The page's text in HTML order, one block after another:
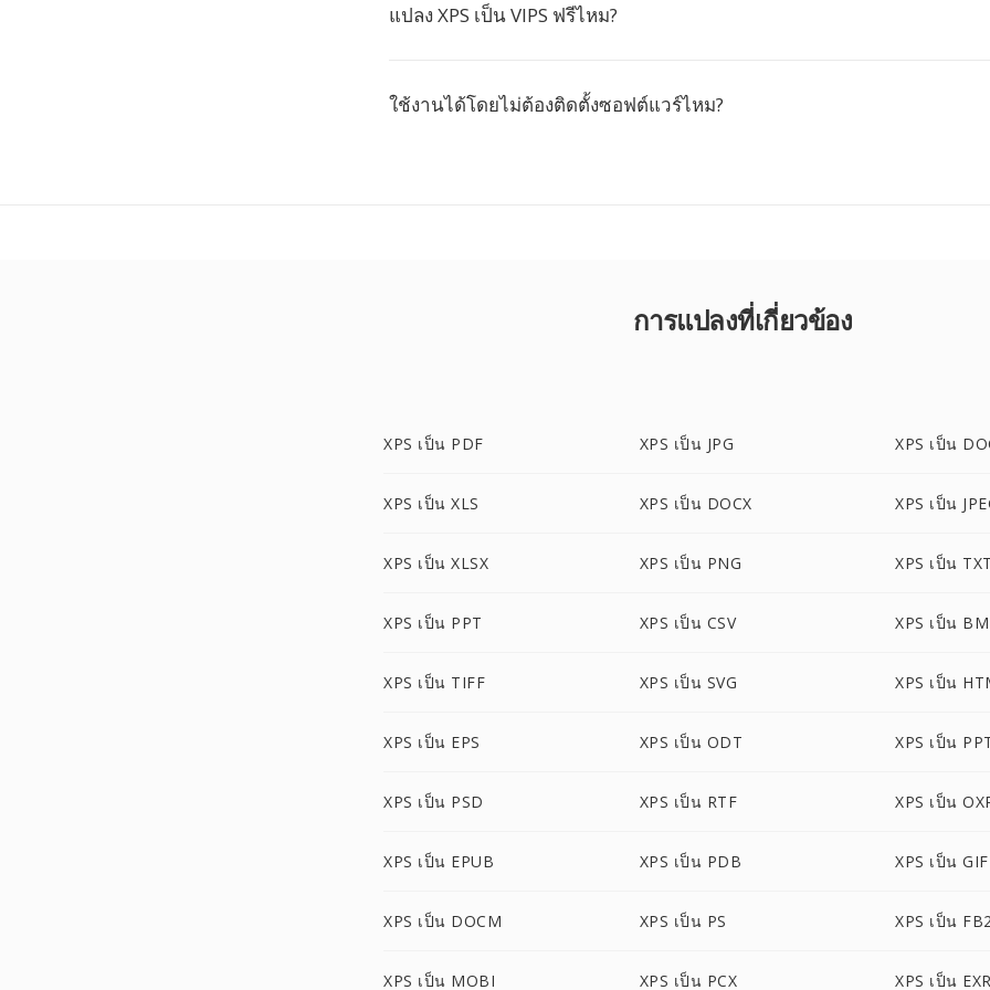
แปลง XPS เป็น VIPS ฟรีไหม?
ใช้งานได้โดยไม่ต้องติดตั้งซอฟต์แวร์ไหม?
การแปลงที่เกี่ยวข้อง
XPS เป็น PDF XPS เป็น JPG XPS เป็น
XPS เป็น XLS XPS เป็น DOCX XPS เป็น
XPS เป็น XLSX XPS เป็น PNG XPS เป็น
XPS เป็น PPT XPS เป็น CSV XPS เป็น
XPS เป็น TIFF XPS เป็น SVG XPS เป็น
XPS เป็น EPS XPS เป็น ODT XPS เป็น
XPS เป็น PSD XPS เป็น RTF XPS เป็น
XPS เป็น EPUB XPS เป็น PDB XPS เป็น GIF
XPS เป็น DOCM XPS เป็น PS XPS เป็น
XPS เป็น MOBI XPS เป็น PCX XPS เป็น